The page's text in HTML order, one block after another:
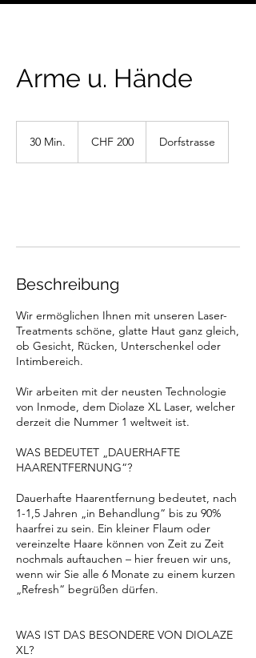
Arme u. Hände
30 Min.
Franken
CHF 200 Dorfstrasse
Beschreibung
Wir ermöglichen Ihnen mit unseren Laser-
Treatments schöne, glatte Haut ganz gleich,
ob Gesicht, Rücken, Unterschenkel oder
Intimbereich.
Wir arbeiten mit der neusten Technologie
von Inmode, dem Diolaze XL Laser, welcher
derzeit die Nummer 1 weltweit ist.
WAS BEDEUTET „DAUERHAFTE
HAARENTFERNUNG“?
Dauerhafte Haarentfernung bedeutet, nach
1-1,5 Jahren „in Behandlung“ bis zu 90%
haarfrei zu sein. Ein kleiner Flaum oder
vereinzelte Haare können von Zeit zu Zeit
nochmals auftauchen – hier freuen wir uns,
wenn wir Sie alle 6 Monate zu einem kurzen
„Refresh“ begrüßen dürfen.
WAS IST DAS BESONDERE VON DIOLAZE
XL?